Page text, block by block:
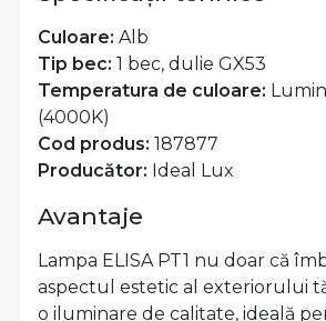
Culoare: Alb
Tip bec: 1 bec, dulie GX53
Temperatura de culoare:
(4000K)
Cod produs: 187877
Producător: Ideal Lux
Avantaje
Lampa ELISA PT1 nu doar că
aspectul estetic al exteriorului
o iluminare de calitate, ideală